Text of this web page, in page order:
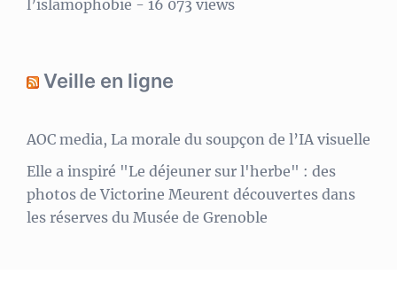
l’islamophobie - 16 073 views
Veille en ligne
AOC media, La morale du soupçon de l’IA visuelle
Elle a inspiré "Le déjeuner sur l'herbe" : des
photos de Victorine Meurent découvertes dans
les réserves du Musée de Grenoble